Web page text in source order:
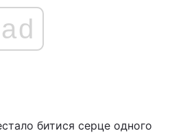
ad
битися серце одного